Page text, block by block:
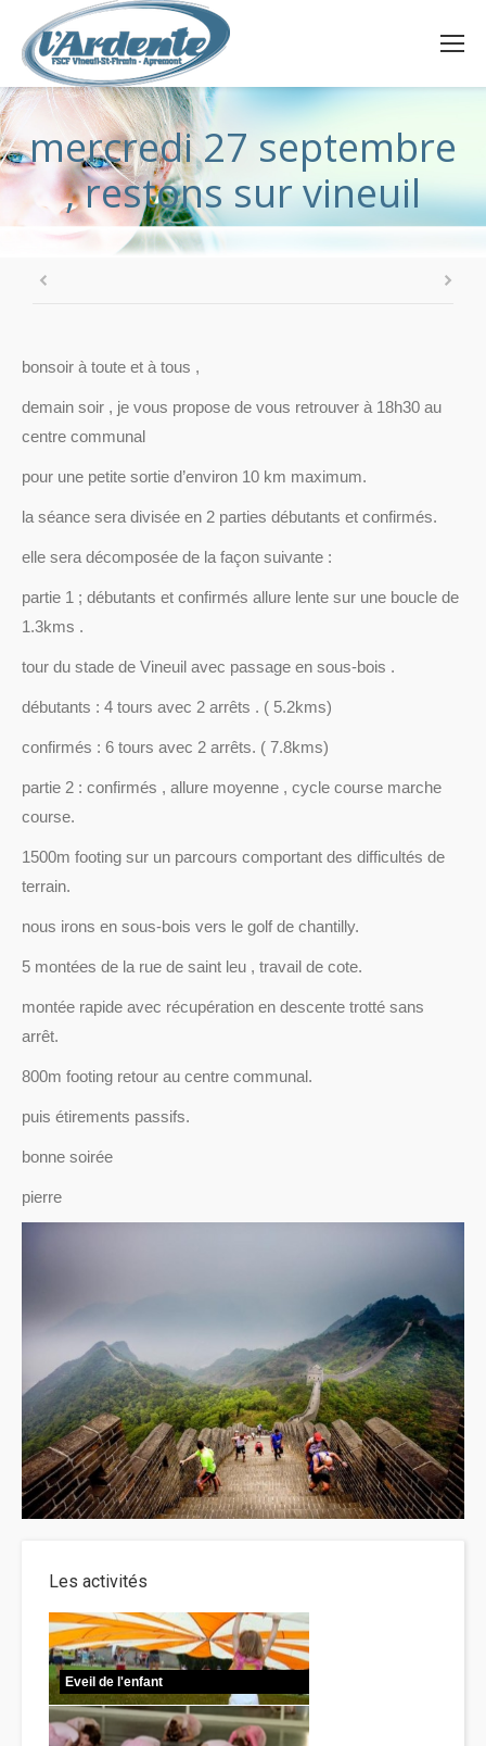
mercredi 27 septembre
, restons sur vineuil
bonsoir à toute et à tous ,
demain soir , je vous propose de vous retrouver à 18h30 au
centre communal
pour une petite sortie d’environ 10 km maximum.
la séance sera divisée en 2 parties débutants et confirmés.
elle sera décomposée de la façon suivante :
partie 1 ; débutants et confirmés allure lente sur une boucle de
1.3kms .
tour du stade de Vineuil avec passage en sous-bois .
débutants : 4 tours avec 2 arrêts . ( 5.2kms)
confirmés : 6 tours avec 2 arrêts. ( 7.8kms)
partie 2 : confirmés , allure moyenne , cycle course marche
course.
1500m footing sur un parcours comportant des difficultés de
terrain.
nous irons en sous-bois vers le golf de chantilly.
5 montées de la rue de saint leu , travail de cote.
montée rapide avec récupération en descente trotté sans
arrêt.
800m footing retour au centre communal.
puis étirements passifs.
bonne soirée
pierre
Les activités
Eveil de l'enfant